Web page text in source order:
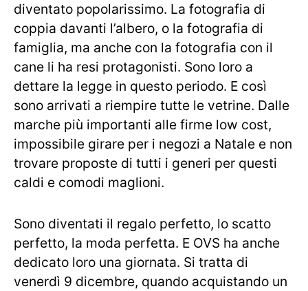
diventato popolarissimo. La fotografia di
coppia davanti l’albero, o la fotografia di
famiglia, ma anche con la fotografia con il
cane li ha resi protagonisti. Sono loro a
dettare la legge in questo periodo. E così
sono arrivati a riempire tutte le vetrine. Dalle
marche più importanti alle firme low cost,
impossibile girare per i negozi a Natale e non
trovare proposte di tutti i generi per questi
caldi e comodi maglioni.
Sono diventati il regalo perfetto, lo scatto
perfetto, la moda perfetta. E OVS ha anche
dedicato loro una giornata. Si tratta di
venerdì 9 dicembre, quando acquistando un